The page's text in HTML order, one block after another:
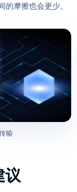
的摩擦也会更少。
输
议